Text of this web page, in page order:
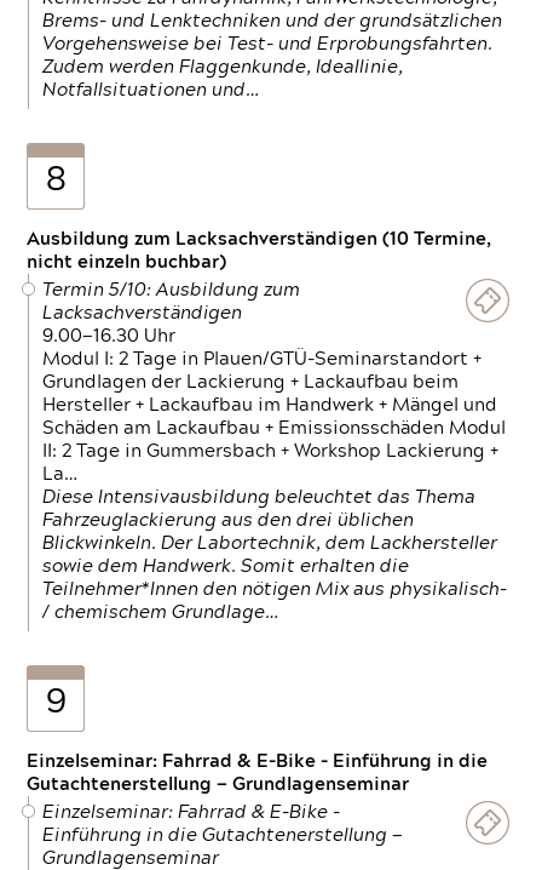
Brems- und Lenktechniken und der grundsätzlichen
Vorgehensweise bei Test- und Erprobungsfahrten.
Zudem werden Flaggenkunde, Ideallinie,
Notfallsituationen und…
8
Ausbildung zum Lacksachverständigen (10 Termine,
nicht einzeln buchbar)
Termin 5/10: Ausbildung zum
Lacksachverständigen
9.00—16.30 Uhr
Modul I: 2 Tage in Plauen/GTÜ-Seminarstandort +
Grundlagen der Lackierung + Lackaufbau beim
Hersteller + Lackaufbau im Handwerk + Mängel und
Schäden am Lackaufbau + Emissionsschäden Modul
II: 2 Tage in Gummersbach + Workshop Lackierung +
La…
Diese Intensivausbildung beleuchtet das Thema
Fahrzeuglackierung aus den drei üblichen
Blickwinkeln. Der Labortechnik, dem Lackhersteller
sowie dem Handwerk. Somit erhalten die
Teilnehmer*Innen den nötigen Mix aus physikalisch-
/ chemischem Grundlage…
9
Einzelseminar: Fahrrad & E-Bike - Einführung in die
Gutachtenerstellung — Grundlagenseminar
Einzelseminar: Fahrrad & E-Bike -
Einführung in die Gutachtenerstellung —
Grundlagenseminar